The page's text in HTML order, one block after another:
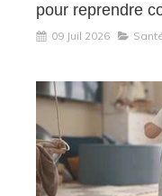
pour reprendre
09 Juil 2026